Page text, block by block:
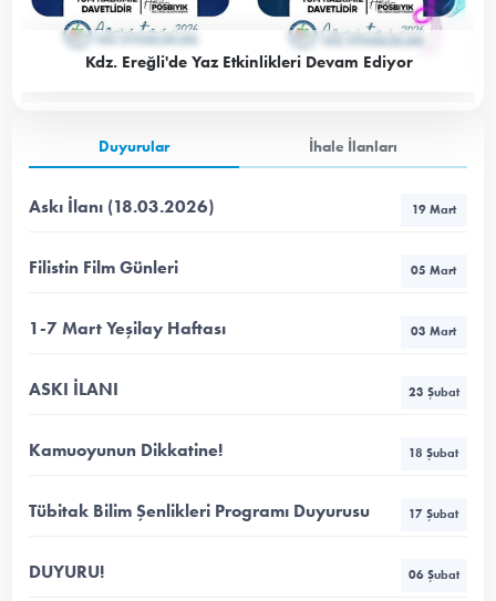
Kdz. Ereğli'de Yaz Etkinlikleri Devam Ediyor
Duyurular İhale İlanları
Askı İlanı (18.03.2026) 19 Mart
Filistin Film Günleri 05 Mart
1-7 Mart Yeşilay Haftası 03 Mart
ASKI İLANI 23 Şubat
Kamuoyunun Dikkatine! 18 Şubat
Tübitak Bilim Şenlikleri Programı Duyurusu 17 Şubat
DUYURU! 06 Şubat